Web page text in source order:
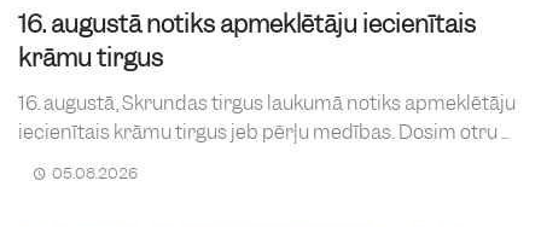
16. augustā notiks apmeklētāju iecienītais
krāmu tirgus
16. augustā, Skrundas tirgus laukumā notiks apmeklētāju
iecienītais krāmu tirgus jeb pērļu medības. Dosim otru ...
05.08.2026